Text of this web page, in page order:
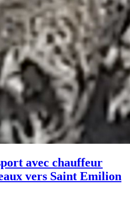
avec chauffeur
vers Saint Emilion